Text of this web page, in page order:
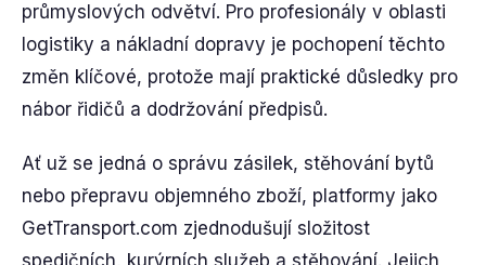
průmyslových odvětví. Pro profesionály v oblasti
logistiky a nákladní dopravy je pochopení těchto
změn klíčové, protože mají praktické důsledky pro
nábor řidičů a dodržování předpisů.
Ať už se jedná o správu zásilek, stěhování bytů
nebo přepravu objemného zboží, platformy jako
GetTransport.com zjednodušují složitost
spedičních, kurýrních služeb a stěhování. Jejich